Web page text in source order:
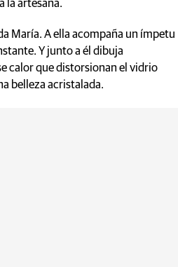
la artesana.
María. A ella acompaña un ímpetu
Y junto a él dibuja
calor que distorsionan el vidrio
belleza acristalada.